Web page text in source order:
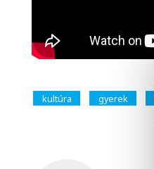
kultúra gyerek